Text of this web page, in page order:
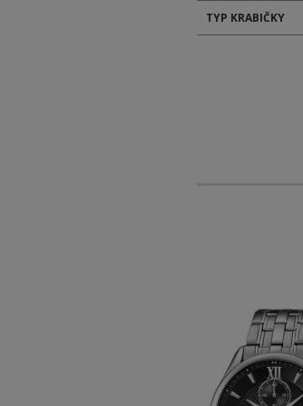
TYP KRABIČKY